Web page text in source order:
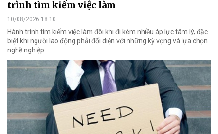
trình tìm kiếm việc làm
10/08/2026 18:10
Hành trình tìm kiếm việc làm đôi khi đi kèm nhiều áp lực tâm lý, đặc
biệt khi người lao động phải đối diện với những kỳ vọng và lựa chọn
nghề nghiệp.